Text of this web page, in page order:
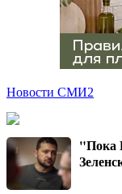
Новости СМИ2
"Пока